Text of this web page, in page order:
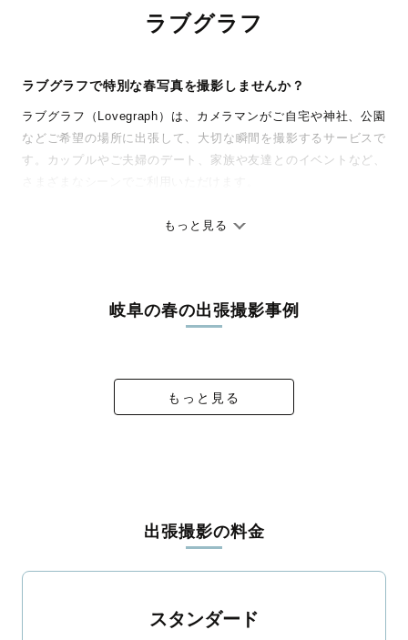
ラブグラフ
ラブグラフで特別な春写真を撮影しませんか？
ラブグラフ（Lovegraph）は、カメラマンがご自宅や神社、公園
などご希望の場所に出張して、大切な瞬間を撮影するサービスで
す。カップルやご夫婦のデート、家族や友達とのイベントなど、
ありのままの空気感を大切に、何十年経っても見返したくなるよ
料金は全国どこでも一律。わかりやすく安心の価格設定です。オ
リジナルの研修と厳正な審査に合格し、撮影技術やホスピタリテ
出会えます。まずは、ラブグラフの撮影事例
もっと見る
岐阜の春の出張撮影事例
もっと見る
出張撮影の料金
スタンダード